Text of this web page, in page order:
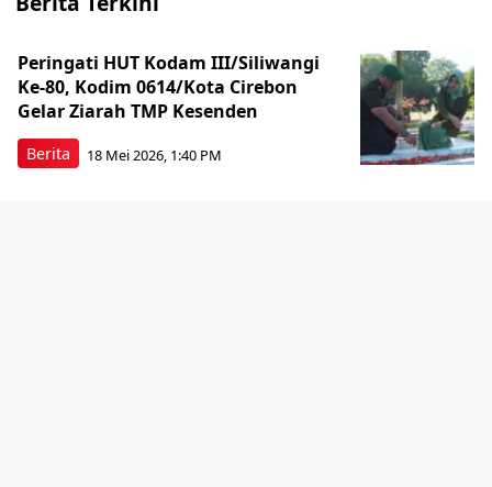
Berita
Peringati HUT Kodam III/Siliwangi
Ke-80, Kodim 0614/Kota Cirebon
Gelar Ziarah TMP Kesenden
18 Mei 2026, 1:40 PM